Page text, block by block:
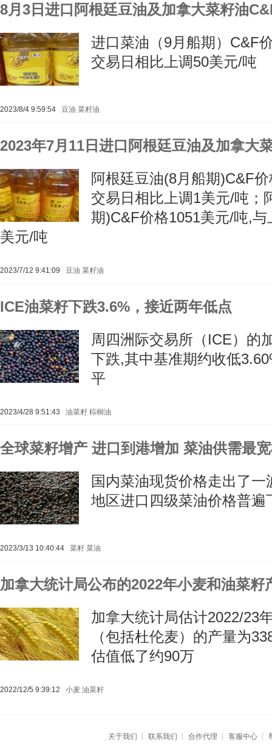
8月3日进口阿根廷豆油及加拿大菜籽油
进口菜油（9月船期）C&F
交易日相比上调50美元/吨
2023/8/4 9:59:54 豆油 菜籽油
2023年7月11日进口阿根廷豆油及加拿大
阿根廷豆油(8月船期)C&F
交易日相比上调1美元/吨；
期)C&F价格1051美元/吨,
美元/吨
2023/7/12 9:41:09 豆油 菜籽油
ICE油菜籽下跌3.6%，接近两年低点
周四洲际交易所（ICE）的
下跌,其中基准期约收低
平
2023/4/28 9:51:43 油菜籽 棕榈油
全球菜籽增产 进口到港增加 菜油供需最
国内菜油现货价格走出了
地区进口四级菜油价格普遍
2023/3/13 10:40:44 菜籽 菜油
加拿大统计局公布的2022年小麦和油菜籽
加拿大统计局估计2022/23
（包括杜伦麦）的产量为
估值低了约90万
2022/12/5 9:39:12 小麦 油菜籽
关于我们 ┊联系我们 ┊合作代理 ┊客服中心 ┊